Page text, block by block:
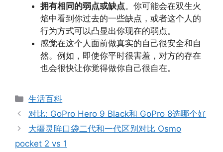
拥有相同的弱点或缺点。你可能会在双生火
焰中看到你过去的一些缺点，或者这个人的
行为方式可以凸显出你现在的弱点。
感觉在这个人面前做真实的自己很安全和自
然。例如，即使你平时很害羞，对方的存在
也会很快让你觉得做你自己很自在。
分
类
生活百科
对比: GoPro Hero 9 Black和 GoPro 8选哪个好
大疆灵眸口袋二代和一代区别对比 Osmo
pocket 2 vs 1